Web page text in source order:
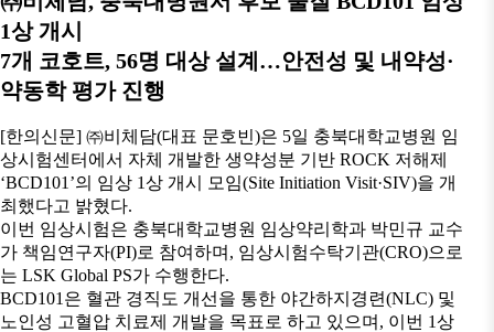
1상 개시
7개 코호트, 56명 대상 설계…안전성 및 내약성·
약동학 평가 진행
[한의신문] ㈜비체담(대표 문호빈)은 5일 충북대학교병원 임
상시험센터에서 자체 개발한 생약성분 기반 ROCK 저해제
‘BCD101’의 임상 1상 개시 모임(Site Initiation Visit·SIV)을 개
최했다고 밝혔다.
이번 임상시험은 충북대학교병원 임상약리학과 박민규 교수
가 책임연구자(PI)로 참여하며, 임상시험수탁기관(CRO)으로
는 LSK Global PS가 수행한다.
BCD101은 혈관 경직도 개선을 통한 야간하지경련(NLC) 및
노인성 고혈압 치료제 개발을 목표로 하고 있으며, 이번 1상